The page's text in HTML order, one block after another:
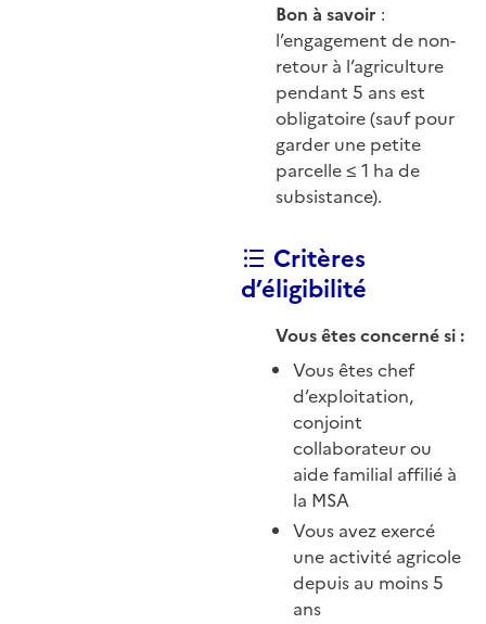
Bon à savoir :
l’engagement de non-
retour à l’agriculture
pendant 5 ans est
obligatoire (sauf pour
garder une petite
parcelle ≤ 1 ha de
subsistance).
Critères
d’éligibilité
Vous êtes concerné si :
Vous êtes chef
d’exploitation,
conjoint
collaborateur ou
aide familial affilié à
la MSA
Vous avez exercé
une activité agricole
depuis au moins 5
ans